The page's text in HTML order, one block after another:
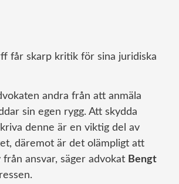
får skarp kritik för sina juridiska
andra från att anmäla
sin egen rygg. Att skydda
denne är en viktig del av
däremot är det olämpligt att
ansvar, säger advokat Bengt